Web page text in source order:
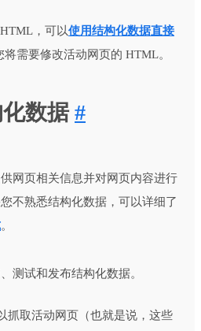
，可以使用结构化数据直接
将需要修改活动网页的 HTML。
数据#
网页相关信息并对网页内容进行
不熟悉结构化数据，可以详细了
。
测试和发布结构化数据。
抓取活动网页（也就是说，这些